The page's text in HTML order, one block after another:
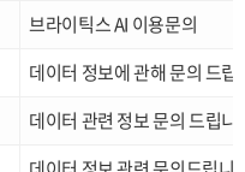
브라이틱스 AI 이용문의
데이터 정보에 관해 문의 드립
데이터 관련 정보 문의 드립니